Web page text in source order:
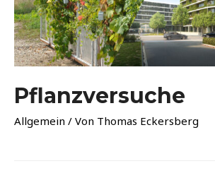
Pflanzversuche
Allgemein / Von Thomas Eckersberg